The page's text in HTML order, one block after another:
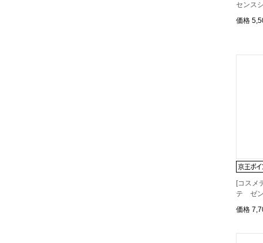
センス
価格
[コスメ
テ ゼン
価格